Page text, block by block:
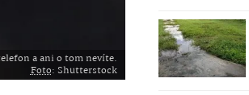
a ani o tom nevíte.
Foto: Shutterstock